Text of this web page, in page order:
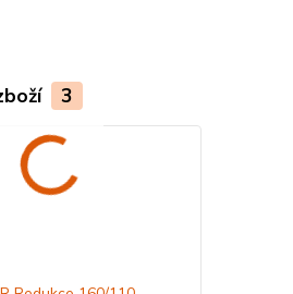
3